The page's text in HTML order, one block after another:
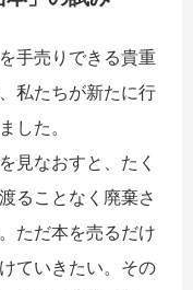
手売りできる貴重
私たちが新たに行
した。
見なおすと、たく
ることなく廃棄さ
ただ本を売るだけ
ていきたい。その